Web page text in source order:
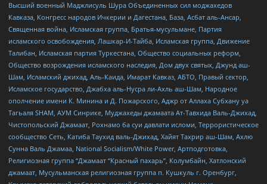
Высший военный Маджлисуль Шура Объединенных сил моджахедов
Кавказа, Конгресс народов Ичкерии и Дагестана, База, Асбат аль-Ансар,
Священная война, Исламская группа, Братья-мусульмане, Партия
исламского освобождения, Лашкар-И-Тайба, Исламская группа, Движение
Талибан, Исламская партия Туркестана, Общество социальных реформ,
Общество возрождения исламского наследия, Дом двух святых, Джунд аш-
Шам, Исламский джихад, Аль-Каида, Имарат Кавказ, АБТО, Правый сектор,
Исламское государство, Джабха аль-Нусра ли-Ахль аш-Шам, Народное
ополчение имени К. Минина и Д. Пожарского, Аджр от Аллаха Субхану уа
Тагьаля SHAM, АУМ Синрике, Муджахеды джамаата Ат-Тавхида Валь-Джихад,
Чистопольский Джамаат, Рохнамо ба суи давлати исломи, Террористическое
сообщество Сеть, Катиба Таухид валь-Джихад, Хайят Тахрир аш-Шам, Ахлю
Сунна Валь Джамаа, National Socialism/White Power, Артподготовка,
Религиозная группа “Джамаат “Красный пахарь”, Колумбайн, Хатлонский
джамаат, Мусульманская религиозная группа п. Кушкуль г. Оренбург,